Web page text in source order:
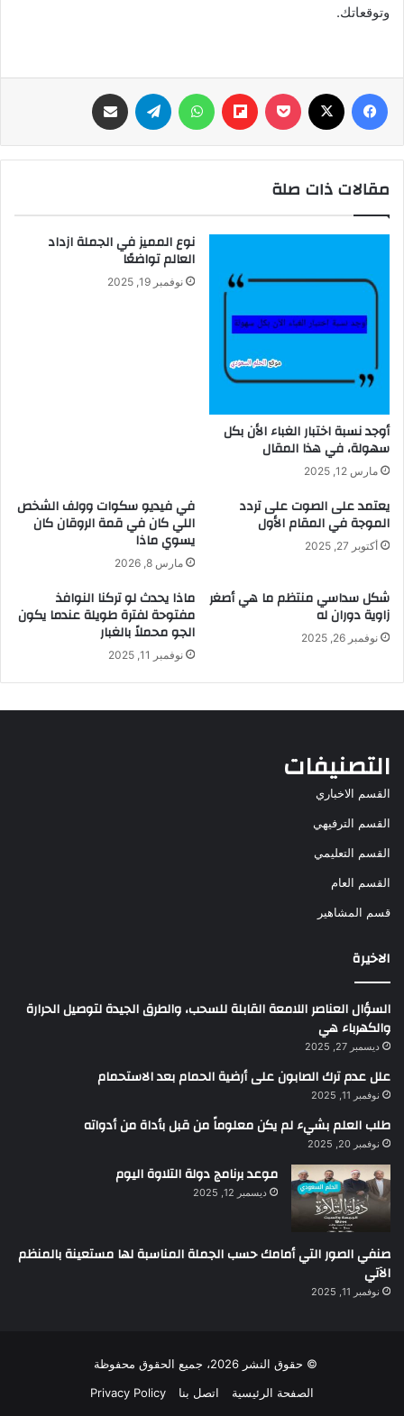
وتوقعاتك.
فيسبوك ‫Pocket
Flipboard واتساب تيلقرام
مقالات ذات صلة
أوجد نسبة اختبار الغباء الأن بكل
سهولة، في هذا المقال
مارس 12, 2025
نوع المميز في الجملة ازداد
العالم تواضعًا
نوفمبر 19, 2025
يعتمد على الصوت على تردد
الموجة في المقام الأول
أكتوبر 27, 2025
في فيديو سكوات وولف الشخص
اللي كان في قمة الروقان كان
يسوي ماذا
مارس 8, 2026
شكل سداسي منتظم ما هي أصغر
زاوية دوران له
نوفمبر 26, 2025
ماذا يحدث لو تركنا النوافذ
مفتوحة لفترة طويلة عندما يكون
الجو محملاً بالغبار
نوفمبر 11, 2025
التصنيفات
القسم الاخباري
القسم الترفيهي
القسم التعليمي
القسم العام
قسم المشاهير
الاخيرة
السؤال العناصر اللامعة القابلة للسحب، والطرق الجيدة لتوصيل الحرارة
والكهرباء هي
ديسمبر 27, 2025
علل عدم ترك الصابون على أرضية الحمام بعد الاستحمام
نوفمبر 11, 2025
طلب العلم بشيء لم يكن معلوماً من قبل بأداة من أدواته
نوفمبر 20, 2025
موعد برنامج دولة التلاوة اليوم
ديسمبر 12, 2025
صنفي الصور التي أمامك حسب الجملة المناسبة لها مستعينة بالمنظم
الآتي
نوفمبر 11, 2025
© حقوق النشر 2026، جميع الحقوق محفوظة
الصفحة الرئيسية
اتصل بنا Privacy Policy